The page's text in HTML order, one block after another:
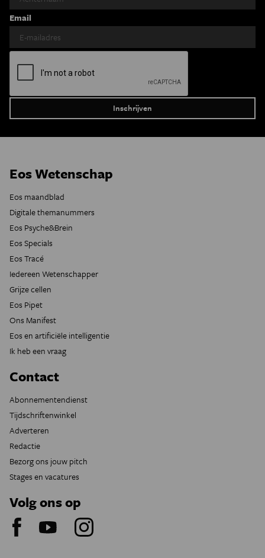
Email
Eos Wetenschap
Eos maandblad
Digitale themanummers
Eos Psyche&Brein
Eos Specials
Eos Tracé
Iedereen Wetenschapper
Grijze cellen
Eos Pipet
Ons Manifest
Eos en artificiële intelligentie
Ik heb een vraag
Contact
Abonnementendienst
Tijdschriftenwinkel
Adverteren
Redactie
Bezorg ons jouw pitch
Stages en vacatures
Volg ons op